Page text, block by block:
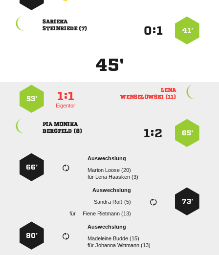
41’
:

 
45'

 
:
Eigentor
53’
65’
:
 
 
Auswechslung
  
für   
66’
73’
Auswechslung
  
für
  
Auswechslung
  
für  
80’